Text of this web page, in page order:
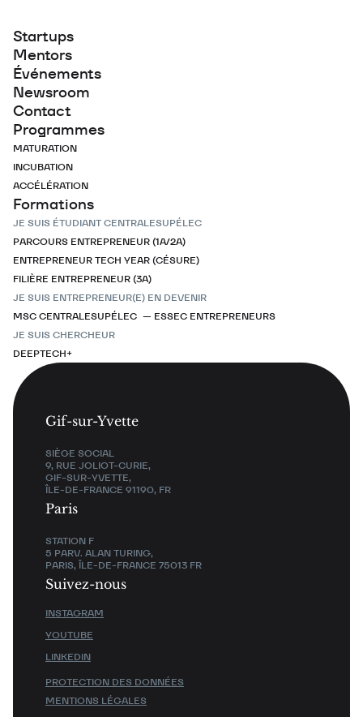
Startups
Mentors
Événements
Newsroom
Contact
Programmes
MATURATION
INCUBATION
ACCÉLÉRATION
Formations
JE SUIS ÉTUDIANT CENTRALESUPÉLEC
PARCOURS ENTREPRENEUR (1A/2A)
ENTREPRENEUR TECH YEAR (CÉSURE)
FILIÈRE ENTREPRENEUR (3A)
JE SUIS ENTREPRENEUR(E) EN DEVENIR
MSC CENTRALESUPÉLEC — ESSEC ENTREPRENEURS
JE SUIS CHERCHEUR
DEEPTECH+
Gif-sur-Yvette
SIÈGE SOCIAL
9, RUE JOLIOT-CURIE,
GIF-SUR-YVETTE,
ÎLE-DE-FRANCE 91190, FR
Paris
STATION F
5 PARV. ALAN TURING,
PARIS, ÎLE-DE-FRANCE 75013 FR
Suivez-nous
INSTAGRAM
YOUTUBE
LINKEDIN
PROTECTION DES DONNÉES
MENTIONS LÉGALES